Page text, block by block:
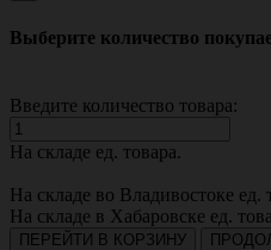
Выберите количество
Введите количество товара:
На складе ед. товара.
На складе во Владивостоке ед.
На складе в Хабаровске ед.
ПЕРЕЙТИ В КОРЗИНУ